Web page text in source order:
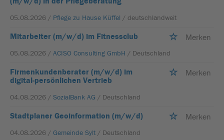
05.08.2026 / Pflege zu Hause Küffel / deutschlandweit
Mitarbeiter (m/w/d) im Fitnessclub Merken
05.08.2026 / ACISO Consulting GmbH / Deutschland
Firmenkundenberater (m/w/d) im
digital-persönlichen Vertrieb
Merken
04.08.2026 / SozialBank AG / Deutschland
Stadtplaner Geoinformation (m/w/d) Merken
04.08.2026 / Gemeinde Sylt / Deutschland